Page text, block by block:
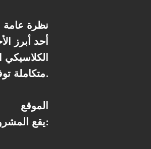
نظرة
الكلاسيكي
متكاملة توفر بيئة مناسبة للسكن والاستثمار في واحدة من مدن الجيل الرابع في مصر.
الموقع
يقع المشروع في موقع استراتيجي داخل مدينة العلمين الجديدة: